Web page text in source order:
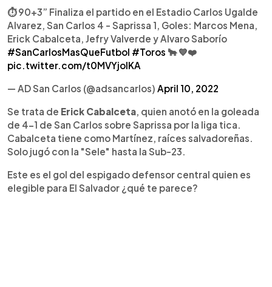
⏱ 90+3” Finaliza el partido en el Estadio Carlos Ugalde
Alvarez, San Carlos 4 - Saprissa 1, Goles: Marcos Mena,
Erick Cabalceta, Jefry Valverde y Alvaro Saborío
#SanCarlosMasQueFutbol #Toros 🐂 💙❤️
pic.twitter.com/t0MVYjoIKA
— AD San Carlos (@adsancarlos) April 10, 2022
Se trata de Erick Cabalceta, quien anotó en la goleada
de 4-1 de San Carlos sobre Saprissa por la liga tica.
Cabalceta tiene como Martínez, raíces salvadoreñas.
Solo jugó con la "Sele" hasta la Sub-23.
Este es el gol del espigado defensor central quien es
elegible para El Salvador ¿qué te parece?